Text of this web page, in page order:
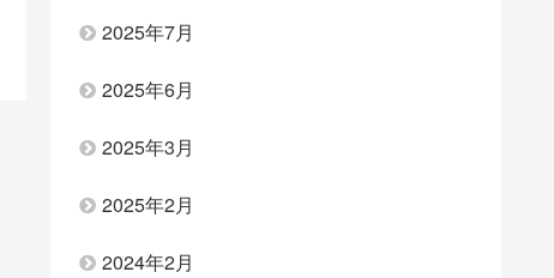
2025年7月
2025年6月
2025年3月
2025年2月
2024年2月